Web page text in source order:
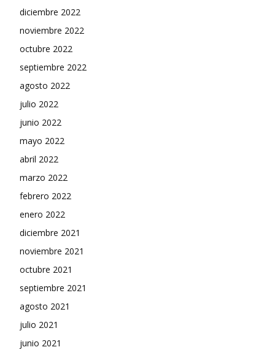
diciembre 2022
noviembre 2022
octubre 2022
septiembre 2022
agosto 2022
julio 2022
junio 2022
mayo 2022
abril 2022
marzo 2022
febrero 2022
enero 2022
diciembre 2021
noviembre 2021
octubre 2021
septiembre 2021
agosto 2021
julio 2021
junio 2021